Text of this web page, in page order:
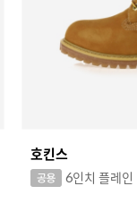
호킨스
6인치 플레인